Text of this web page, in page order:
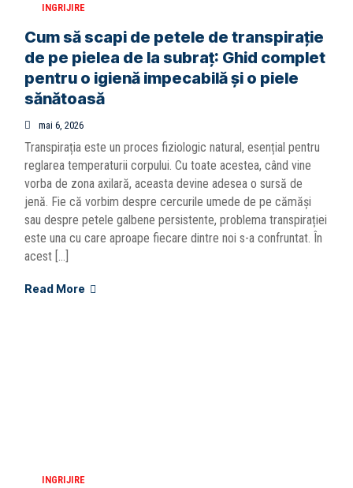
INGRIJIRE
Cum să scapi de petele de transpirație
de pe pielea de la subraț: Ghid complet
pentru o igienă impecabilă și o piele
sănătoasă
mai 6, 2026
Transpirația este un proces fiziologic natural, esențial pentru
reglarea temperaturii corpului. Cu toate acestea, când vine
vorba de zona axilară, aceasta devine adesea o sursă de
jenă. Fie că vorbim despre cercurile umede de pe cămăși
sau despre petele galbene persistente, problema transpirației
este una cu care aproape fiecare dintre noi s-a confruntat. În
acest […]
Read More
INGRIJIRE